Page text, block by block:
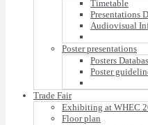
Timetable
Presentations
Audiovisual
Poster presentations
Posters
Poster
Trade Fair
Exhibiting at WHEC
Floor plan